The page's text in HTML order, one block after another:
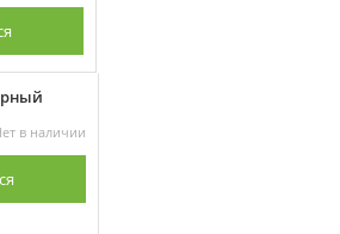
в наличии